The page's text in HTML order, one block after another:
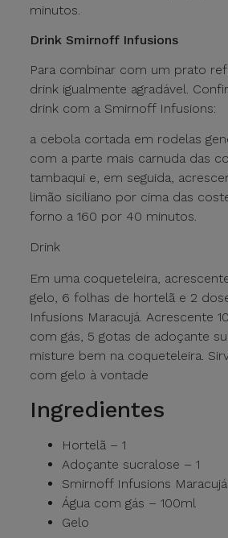
minutos.
Drink Smirnoff Infusions
Para combinar com um prato
drink igualmente agradável.
drink com a Smirnoff Infusions:
a cebola cortada em rodelas
com a parte mais carnuda das
tambaqui e, em seguida,
limão siciliano por cima das
forno a 160 por 40 minutos.
Drink
Em uma coqueteleira,
gelo, 6 folhas de hortelã e 2
Infusions Maracujá. Acrescente
com gás, 5 gotas de adoçante
misture bem na coqueteleira.
com gelo à vontade
Ingredientes
Hortelã – 1
Adoçante sucralose – 1
Smirnoff Infusions Maracujá
Água com gás – 100ml
Gelo